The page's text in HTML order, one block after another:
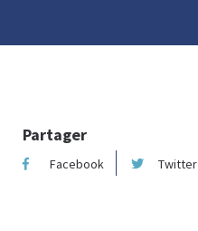
Partager
Facebook Twitter